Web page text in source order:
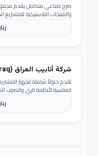
صرح صناعي متكامل يقدم
والمنتجات البلاستيكية للمشاريع
شركة أنابيب العراق (Anabeeb Iraq)
تقدم حلولاً شاملة لتجهيز
المناسبة لأنظمة الري والصرف